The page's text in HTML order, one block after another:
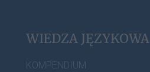
WIEDZA JĘZYKOWA
KOMPENDIUM